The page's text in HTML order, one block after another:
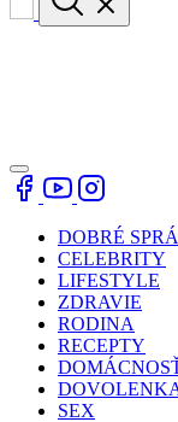
DOBRÉ
CELEBRITY
LIFESTYLE
ZDRAVIE
RODINA
RECEPTY
SEX